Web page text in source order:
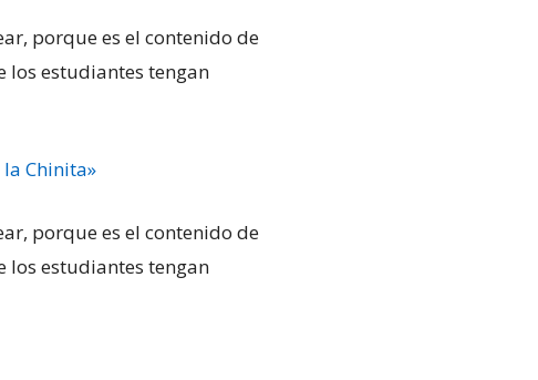
porque es el contenido de
los estudiantes tengan
Chinita»
porque es el contenido de
los estudiantes tengan